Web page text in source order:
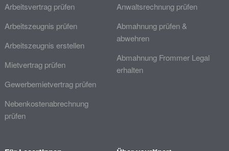
Arbeitsvertrag prüfen
Arbeitszeugnis prüfen
Arbeitszeugnis erstellen
Mietvertrag prüfen
Gewerbemietvertrag prüfen
Nebenkostenabrechnung
prüfen
Anwaltsrechnung prüfen
Abmahnung prüfen &
abwehren
Abmahnung Frommer Legal
erhalten